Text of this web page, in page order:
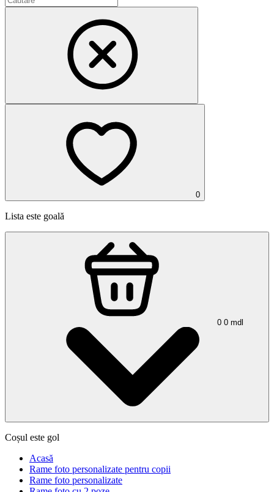
0
Lista este goală
0 0 mdl
Coșul este gol
Acasă
Rame foto personalizate pentru copii
Rame foto personalizate